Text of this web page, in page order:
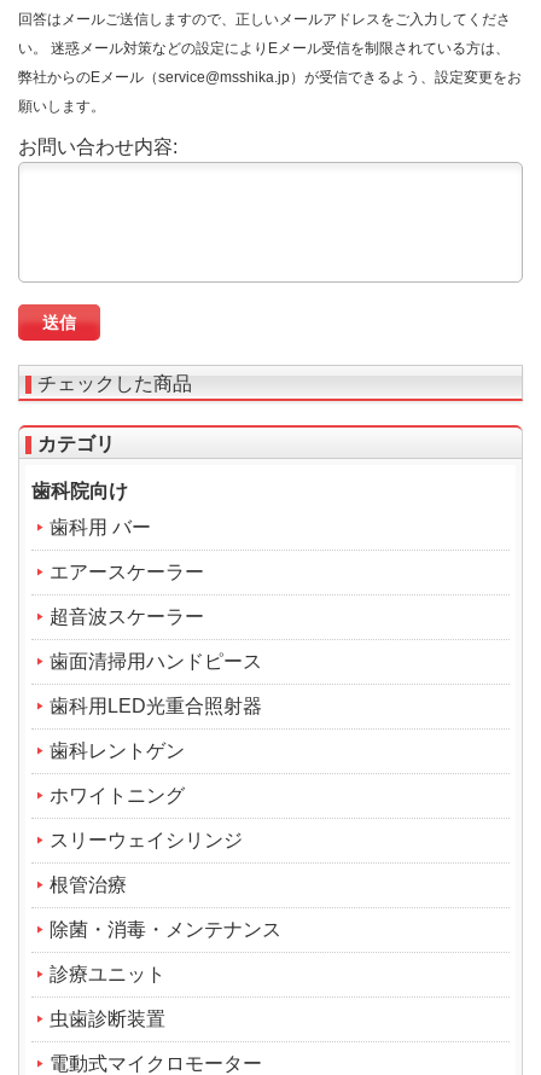
回答はメールご送信しますので、正しいメールアドレスをご入力してくださ
い。 迷惑メール対策などの設定によりEメール受信を制限されている方は、
弊社からのEメール（service@msshika.jp）が受信できるよう、設定変更をお
願いします。
お問い合わせ内容:
チェックした商品
カテゴリ
歯科院向け
歯科用 バー
エアースケーラー
超音波スケーラー
歯面清掃用ハンドピース
歯科用LED光重合照射器
歯科レントゲン
ホワイトニング
スリーウェイシリンジ
根管治療
除菌・消毒・メンテナンス
診療ユニット
虫歯診断装置
電動式マイクロモーター